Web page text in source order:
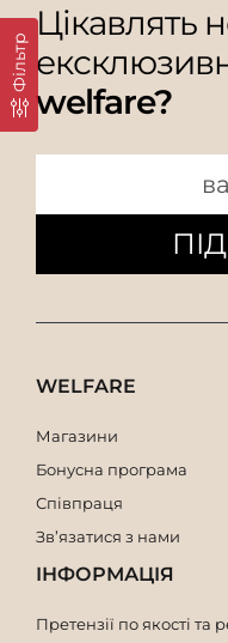
Фільтр
Цікавлять
welfare?
WELFARE
Магазини
Бонусна програма
Співпраця
Зв’язатися з нами
ІНФОРМАЦІЯ
Претензії по якості та